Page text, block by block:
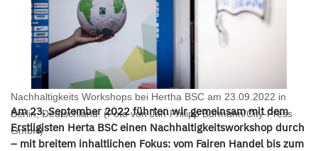
Nachhaltigkeits Workshops bei Hertha BSC am 23.09.2022 in
Berlin, Deutschland. (Foto von Jan-Philipp Burmann/City-Press
GmbH)
Am 23. September 2022 führten wir gemeinsam mit dem
Erstligisten Herta BSC einen Nachhaltigkeitsworkshop durch
– mit breitem inhaltlichen Fokus: vom Fairen Handel bis zum